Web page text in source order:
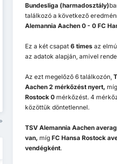
Bundesliga (harmadosztály)
találkozó a következő
Alemannia Aachen 0 - 0 FC
Ez a két csapat 6 timesaz
az adatok alapján, amivel
Az ezt megelőző 6 találkozón,
Aachen 2 mérkőzést nyert, míg
Rostock 0mérkőzést. 4
közöttük döntetlennel.
TSV Alemannia Aachen
van, míg FC Hansa Rostock
vendégként.